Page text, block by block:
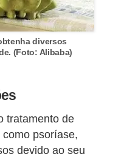
diversos
(Foto: Alibaba)
tratamento de
psoríase,
devido ao seu